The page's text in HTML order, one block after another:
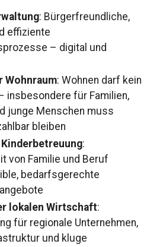
: Bürgerfreundliche,
effiziente
– digital und
Wohnraum: Wohnen darf kein
insbesondere für Familien,
junge Menschen muss
bleiben
:
von Familie und Beruf
bedarfsgerechte
lokalen Wirtschaft:
für regionale Unternehmen,
und kluge